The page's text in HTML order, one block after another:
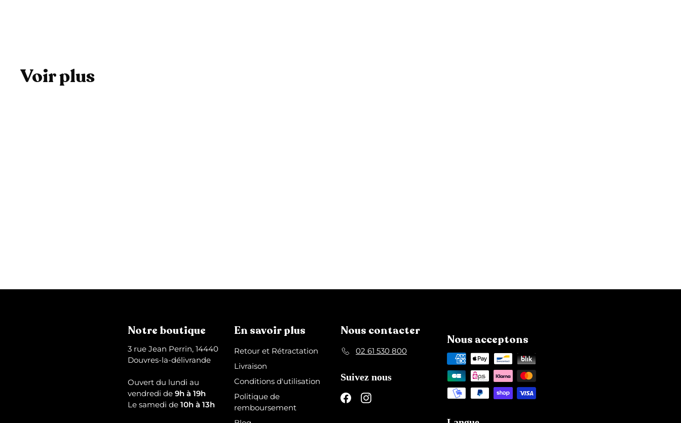
Voir plus
9
Notre boutique
3 rue Jean Perrin, 14440
Douvres-la-délivrande
Ouvert du lundi au
vendredi de 9h à 19h
Le samedi de 10h à 13h
En savoir plus
Retour et Rétractation
Livraison
Conditions d'utilisation
Politique de
remboursement
Nous contacter
02 61 530 800
Suivez nous
FacebookInstagram
Nous acceptons